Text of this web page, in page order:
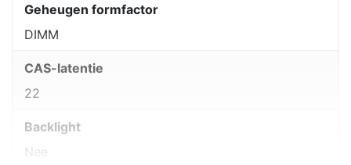
Geheugen formfactor
DIMM
CAS-latentie
22
Backlight
Nee